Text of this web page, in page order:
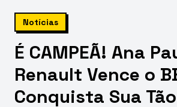
Notícias
É CAMPEÃ! Ana
Renault Vence o
Conquista Sua Tão